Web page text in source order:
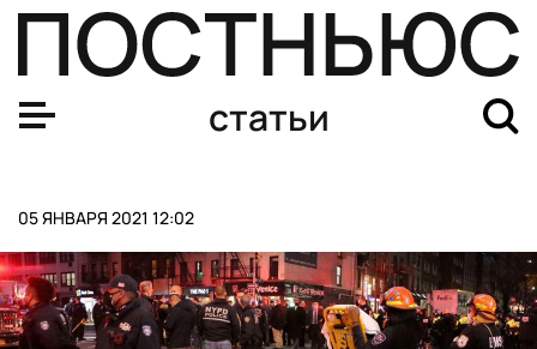
статьи
05 ЯНВАРЯ 2021 12:02
В штате Нью-Йорк девушка соскользнула с сиденья